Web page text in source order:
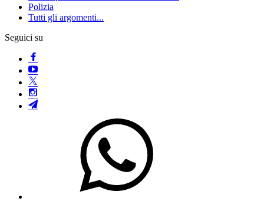
Polizia
Tutti gli argomenti...
Seguici su